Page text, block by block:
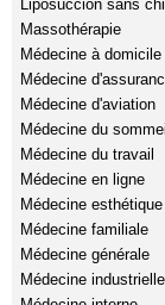
Liposuccion sans
Massothérapie
Médecine à domicile
Médecine
Médecine d'aviation
Médecine du sommeil
Médecine du travail
Médecine en ligne
Médecine esthétique
Médecine familiale
Médecine générale
Médecine industrielle